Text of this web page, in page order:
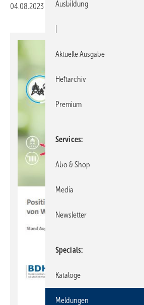
04.08.2023 Druckvorschau
Ausbildung
Aktuelle Ausgabe
Heftarchiv
Premium
Services
Abo & Shop
Media
Newsletter
Specials
Kataloge
Meldungen